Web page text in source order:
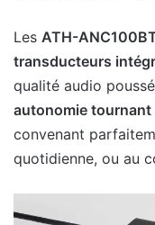
Les ATH-
transducteurs
qualité audio
autonomie tournant
convenant
quotidienne, ou au